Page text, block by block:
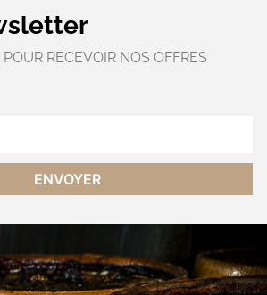
RECEVOIR NOS OFFRES